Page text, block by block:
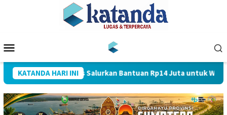
Mobile
KATANDA HARI INI
Alwani Cs Salurkan Bantuan Rp14 Juta untuk Warga Desa